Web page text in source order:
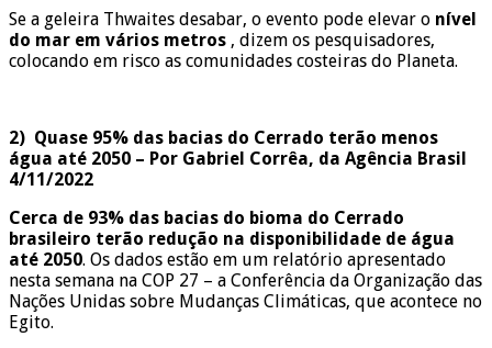
Se a geleira Thwaites desabar, o evento pode elevar o nível
do mar em vários metros , dizem os pesquisadores,
colocando em risco as comunidades costeiras do Planeta.
2) Quase 95% das bacias do Cerrado terão menos
água até 2050 – Por Gabriel Corrêa, da Agência Brasil
4/11/2022
Cerca de 93% das bacias do bioma do Cerrado
brasileiro terão redução na disponibilidade de água
até 2050. Os dados estão em um relatório apresentado
nesta semana na COP 27 – a Conferência da Organização das
Nações Unidas sobre Mudanças Climáticas, que acontece no
Egito.